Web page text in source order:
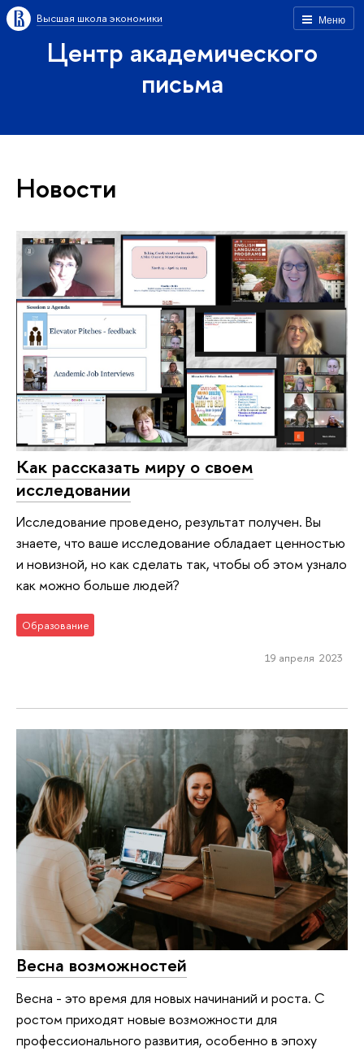
Меню
Высшая школа экономики
Центр академического
письма
Новости
Как рассказать миру о своем
исследовании
Исследование проведено, результат получен. Вы
знаете, что ваше исследование обладает ценностью
и новизной, но как сделать так, чтобы об этом узнало
как можно больше людей?
Образование
19 апреля 2023
Весна возможностей
Весна - это время для новых начинаний и роста. С
ростом приходят новые возможности для
профессионального развития, особенно в эпоху